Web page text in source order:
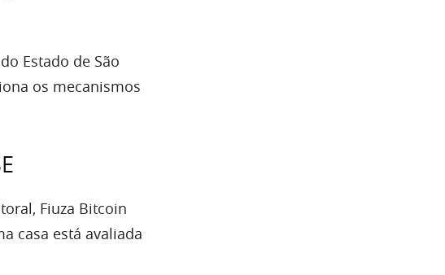
Estado de São
os mecanismos
Fiuza Bitcoin
casa está avaliada